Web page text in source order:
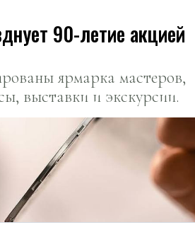
90-летие акцией
ярмарка мастеров,
выставки и экскурсии.